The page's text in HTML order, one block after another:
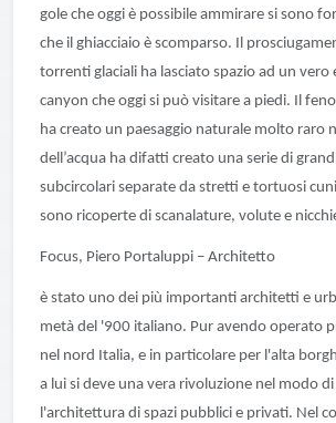
gole che oggi è possibile ammirare si sono
che il ghiacciaio è scomparso. Il
torrenti glaciali ha lasciato spazio ad un vero
canyon che oggi si può visitare a piedi. Il
ha creato un paesaggio naturale molto raro
dell’acqua ha difatti creato una serie di
subcircolari separate da stretti e tortuosi
sono ricoperte di scanalature, volute e
Focus, Piero Portaluppi – Architetto
è stato uno dei più importanti architetti e
metà del '900 italiano. Pur avendo operato
nel nord Italia, e in particolare per l'alta
a lui si deve una vera rivoluzione nel modo
l'architettura di spazi pubblici e privati. Nel